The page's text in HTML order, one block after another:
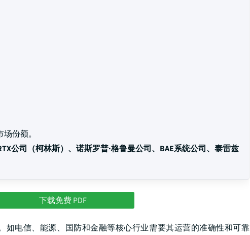
场份额。
公司（柯林斯）、诺斯罗普·格鲁曼公司、BAE系统公司、泰雷兹
下载免费 PDF
电信、能源、国防和金融等核心行业需要其运营的准确性和可靠